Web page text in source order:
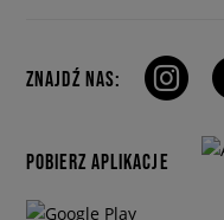
ZNAJDŹ NAS:
POBIERZ APLIKACJE